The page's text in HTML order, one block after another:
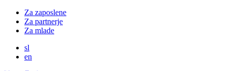
Za zaposlene
Za partnerje
Za mlade
sl
en